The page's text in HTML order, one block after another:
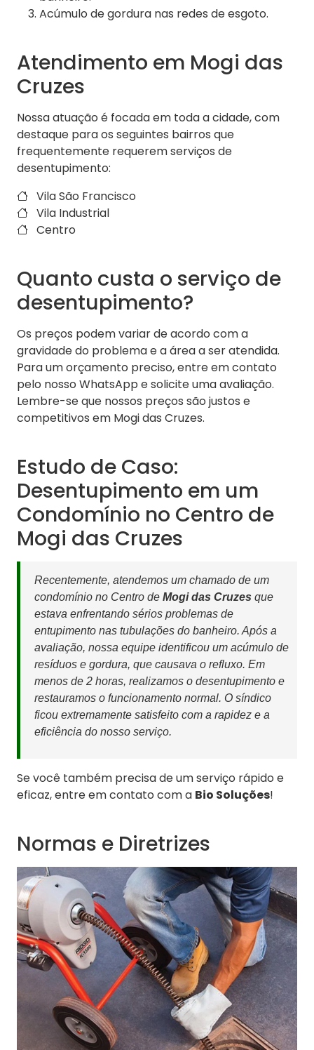
Acúmulo de gordura nas redes de esgoto.
Atendimento em Mogi das
Cruzes
Nossa atuação é focada em toda a cidade, com
destaque para os seguintes bairros que
frequentemente requerem serviços de
desentupimento:
Vila São Francisco
Vila Industrial
Centro
Quanto custa o serviço de
desentupimento?
Os preços podem variar de acordo com a
gravidade do problema e a área a ser atendida.
Para um orçamento preciso, entre em contato
pelo nosso WhatsApp e solicite uma avaliação.
Lembre-se que nossos preços são justos e
competitivos em Mogi das Cruzes.
Estudo de Caso:
Desentupimento em um
Condomínio no Centro de
Mogi das Cruzes
Recentemente, atendemos um chamado de um
condomínio no Centro de Mogi das Cruzes que
estava enfrentando sérios problemas de
entupimento nas tubulações do banheiro. Após a
avaliação, nossa equipe identificou um acúmulo de
resíduos e gordura, que causava o refluxo. Em
menos de 2 horas, realizamos o desentupimento e
restauramos o funcionamento normal. O síndico
ficou extremamente satisfeito com a rapidez e a
eficiência do nosso serviço.
Se você também precisa de um serviço rápido e
eficaz, entre em contato com a Bio Soluções!
Normas e Diretrizes